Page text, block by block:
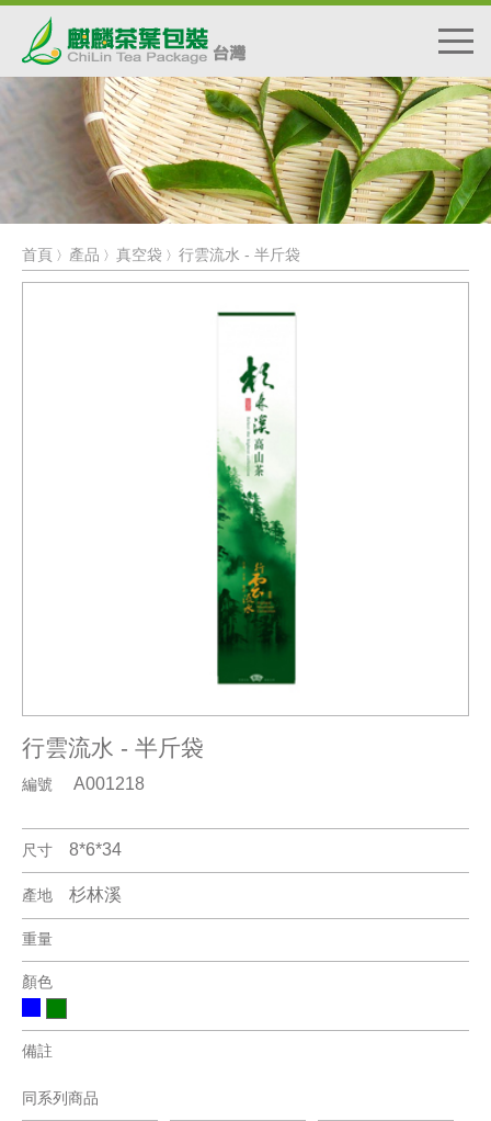
首頁 〉 產品 〉 真空袋 〉 行雲流水 - 半斤袋
行雲流水 - 半斤袋
編號 A001218
尺寸 8*6*34
產地 杉林溪
重量
顏色
備註
同系列商品